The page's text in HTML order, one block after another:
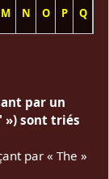
M N O P Q
par un
») sont triés
par « The »